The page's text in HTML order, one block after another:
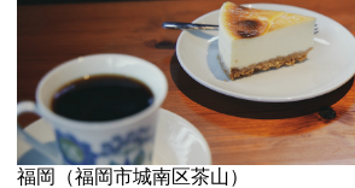
福岡（福岡市城南区茶山）